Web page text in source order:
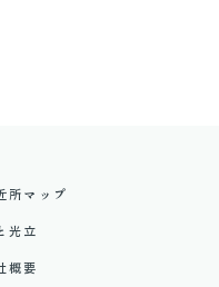
所マップ
光立
概要